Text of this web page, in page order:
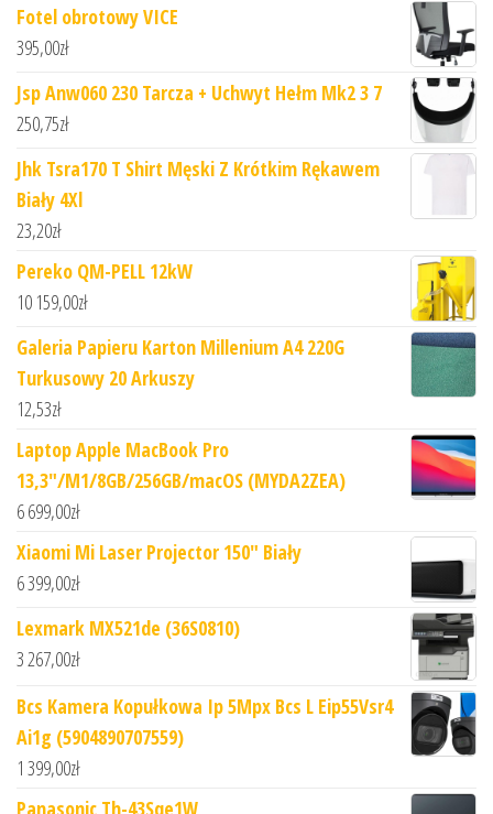
Fotel obrotowy VICE
395,00zł
Jsp Anw060 230 Tarcza + Uchwyt Hełm Mk2 3 7
250,75zł
Jhk Tsra170 T Shirt Męski Z Krótkim Rękawem
Biały 4Xl
23,20zł
Pereko QM-PELL 12kW
10 159,00zł
Galeria Papieru Karton Millenium A4 220G
Turkusowy 20 Arkuszy
12,53zł
Laptop Apple MacBook Pro
13,3"/M1/8GB/256GB/macOS (MYDA2ZEA)
6 699,00zł
Xiaomi Mi Laser Projector 150" Biały
6 399,00zł
Lexmark MX521de (36S0810)
3 267,00zł
Bcs Kamera Kopułkowa Ip 5Mpx Bcs L Eip55Vsr4
Ai1g (5904890707559)
1 399,00zł